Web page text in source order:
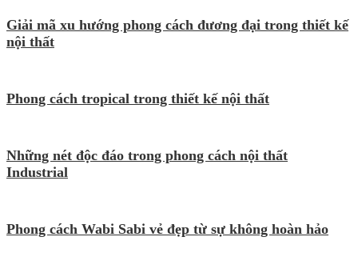
Giải mã xu hướng phong cách đương đại trong thiết kế
nội thất
Phong cách tropical trong thiết kế nội thất
Những nét độc đáo trong phong cách nội thất
Industrial
Phong cách Wabi Sabi vẻ đẹp từ sự không hoàn hảo